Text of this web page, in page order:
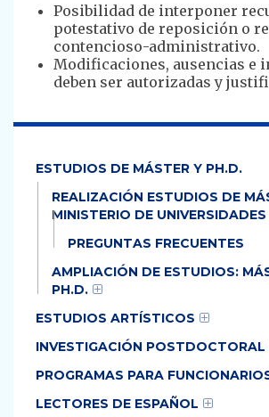
Posibilidad de interponer
potestativo de reposición o
contencioso-administrativo.
Modificaciones, ausencias e
deben ser autorizadas y
ESTUDIOS DE MÁSTER Y PH.D.
REALIZACIÓN ESTUDIOS DE
MINISTERIO DE UNIVERSIDADES
PREGUNTAS FRECUENTES
AMPLIACIÓN DE ESTUDIOS:
PH.D.
ESTUDIOS ARTÍSTICOS
INVESTIGACIÓN POSTDOCTORAL
PROGRAMAS PARA
LECTORES DE ESPAÑOL